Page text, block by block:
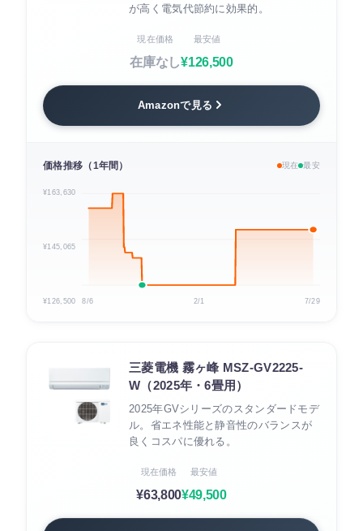
が高く電気代節約に効果的。
現在価格
在庫なし
最安値
¥126,500
Amazonで見る
価格推移（1年間） 現在 最安
¥163,630
¥145,065
¥126,500 8/6 2/1 7/29
三菱電機 霧ヶ峰 MSZ-GV2225-
W（2025年・6畳用）
2025年GVシリーズのスタンダードモデ
ル。省エネ性能と静音性のバランスが
良くコスパに優れる。
現在価格
¥63,800
最安値
¥49,500